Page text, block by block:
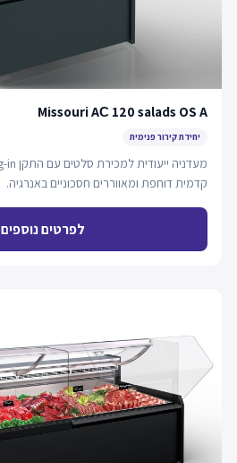
Missouri AС 120 salads OS A
יחידת קירור פנימית
קדמית דוחפת ומאווררים חסכוניים באנרגיה.
לפרטים נוספים